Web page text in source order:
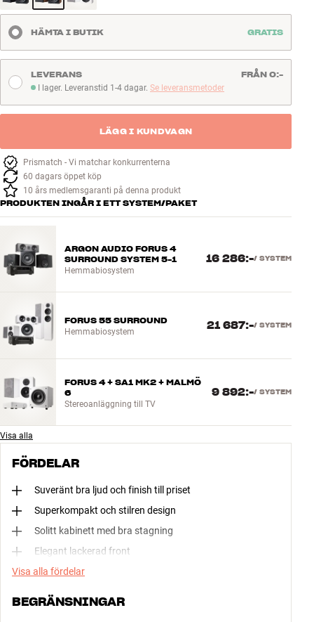
HÄMTA I BUTIK GRATIS
I lager. Leveranstid 1-4 dagar
I lager. Leveranstid 1-4 dagar. Se leveransmetoder
LEVERANS FRÅN 0:-
LÄGG I KUNDVAGN
Prismatch - Vi matchar konkurrenterna
60 dagars öppet köp
10 års medlemsgaranti på denna produkt
PRODUKTEN INGÅR I ETT SYSTEM/PAKET
ARGON AUDIO FORUS 4
SURROUND SYSTEM 5-1
Hemmabiosystem
16 286:-/ SYSTEM
FORUS 55 SURROUND
Hemmabiosystem
21 687:-/ SYSTEM
FORUS 4 + SA1 MK2 + MALMÖ
6
Stereoanläggning till TV
9 892:-/ SYSTEM
Visa alla
FÖRDELAR
Suveränt bra ljud och finish till priset
Superkompakt och stilren design
Solitt kabinett med bra stagning
Elegant lackerad front
Visa alla fördelar
BEGRÄNSNINGAR